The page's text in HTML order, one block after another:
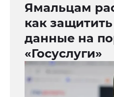
Ямальцам
как
данные на
«Госуслуги»